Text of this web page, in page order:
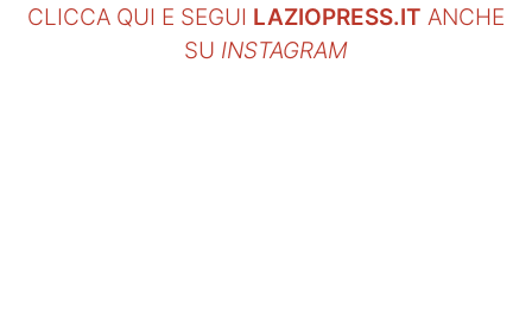
CLICCA QUI E SEGUI LAZIOPRESS.IT ANCHE
SU INSTAGRAM